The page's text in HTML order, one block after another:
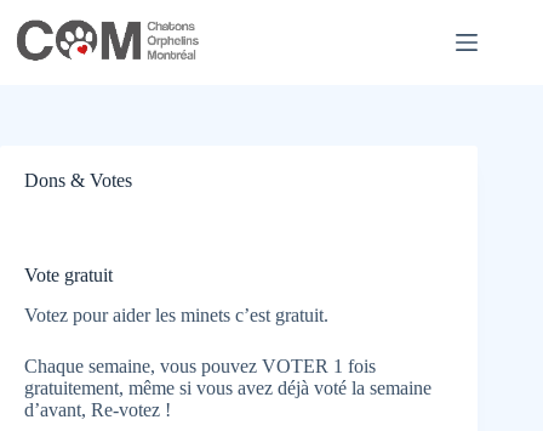
content
Dons & Votes
Vote gratuit
Votez pour aider les minets c’est gratuit.
Chaque semaine, vous pouvez VOTER 1 fois
gratuitement, même si vous avez déjà voté la semaine
d’avant, Re-votez !